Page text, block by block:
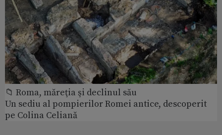
📁 Roma, măreţia şi declinul său
Un sediu al pompierilor Romei antice, descoperit
pe Colina Celiană